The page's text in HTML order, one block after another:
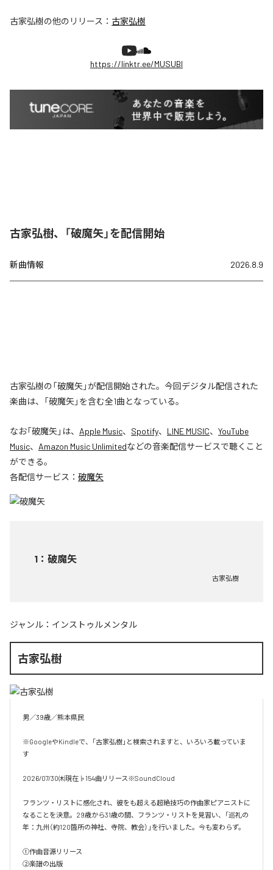
古家弘樹の他のリリース： 古家弘樹
https://linktr.ee/MUSUBI
古家弘樹、「破魔矢」を配信開始
新曲情報 2026.8.9
古家弘樹の「破魔矢」が配信開始された。今回デジタル配信された
楽曲は、「破魔矢」を含む全1曲となっている。
なお「破魔矢」は、 Apple Music、 Spotify、 LINE MUSIC、 YouTube
Music、 Amazon Music Unlimitedなどの音楽配信サービスで聴くこと
ができる。
各配信サービス： 破魔矢
1 ： 破魔矢
古家弘樹
ジャンル： インストゥルメンタル
古家弘樹
男／39歳／熊本県民
※GoogleやKindleで、「古家弘樹」と検索されますと、いろいろ載っていま
す
2026/07/30㈭現在♭154曲リリース※SoundCloud
フランツ・リストに感化され、彼をも超える超絶技巧の作曲家ピアニストに
なることを決意。29歳から31歳の間、フランツ・リストを見習い、「巡礼の
年：九州（約120箇所の神社、寺院、教会）」を行いました。今も変わらず。
①作曲音源リリース
②楽譜の出版